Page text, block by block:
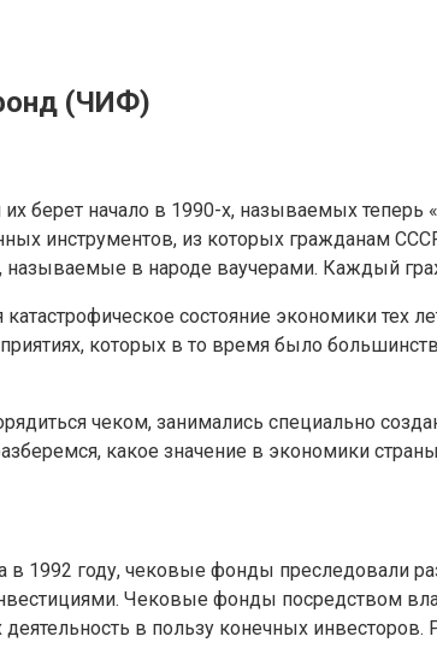
(ЧИФ)
берет начало в 1990-х, называемых
инструментов, из которых гражданам
называемые в народе ваучерами. Каждый
состояние экономики тех
которых в то время было
чеком, занимались специально
какое значение в экономики
в 1992 году, чековые фонды преследовали
Чековые фонды посредством
в пользу конечных